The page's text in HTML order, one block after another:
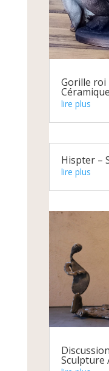
Gorille roi
Céramique
lire plus
Hispter –
lire plus
Sculpture